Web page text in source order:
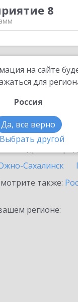
8
на сайте
для
Россия
Да, все верно
Выбрать другой
Охе
Ознакомьтесь с
Сахалинск
также:
регионе: